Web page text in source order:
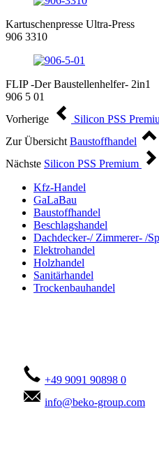
Kartuschenpresse Ultra-Press
906 3310
FLIP -Der Baustellenhelfer- 2in1
906 5 01
Vorherige
Silicon PSS
Zur Übersicht Baustoffhandel
Nächste Silicon PSS Premium
Kfz-Handel
GaLaBau
Baustoffhandel
Beschlagshandel
Dachdecker-/ Zimmerer- /
Elektrohandel
Holzhandel
Sanitärhandel
Trockenbauhandel
+49 9091 90898 0
info@beko-group.com